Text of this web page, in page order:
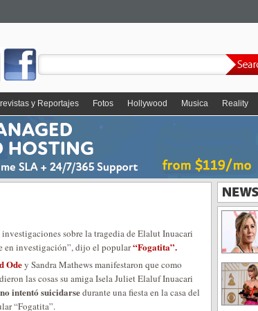
y Reportajes Fotos Hollywood Musica Reality
investigaciones sobre la tragedia de Elalut Inuacari
en investigación”, dijo el popular“Fogatita”.
Odey Sandra Mathews manifestaron que como
las cosas su amiga Isela Juliet Elaluf Inuacari
no intentó suicidarsedurante una fiesta en la casa del
“Fogatita”.